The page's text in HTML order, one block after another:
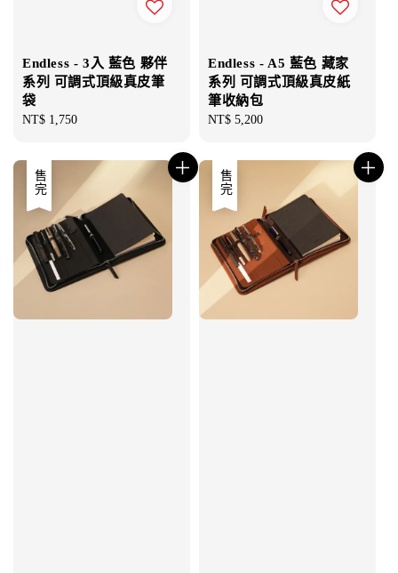
Endless - 3入 藍色 夥伴
系列 可調式頂級真皮筆
袋
Regular
NT$ 1,750
Endless - A5 藍色 藏家
系列 可調式頂級真皮紙
筆收納包
Regular
NT$ 5,200
售完 售完